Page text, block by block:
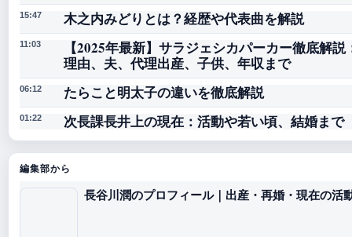
15:47 木之内みどりとは？経歴や代表曲を解説
11:03
【2025年最新】サラジェシカパーカー徹底解
理由、夫、代理出産、子供、年収まで
06:12 たらこと明太子の違いを徹底解説
01:22 次長課長井上の現在：活動や若い頃、結婚まで
編集部から
長谷川潤のプロフィール｜出産・再婚・現在の活